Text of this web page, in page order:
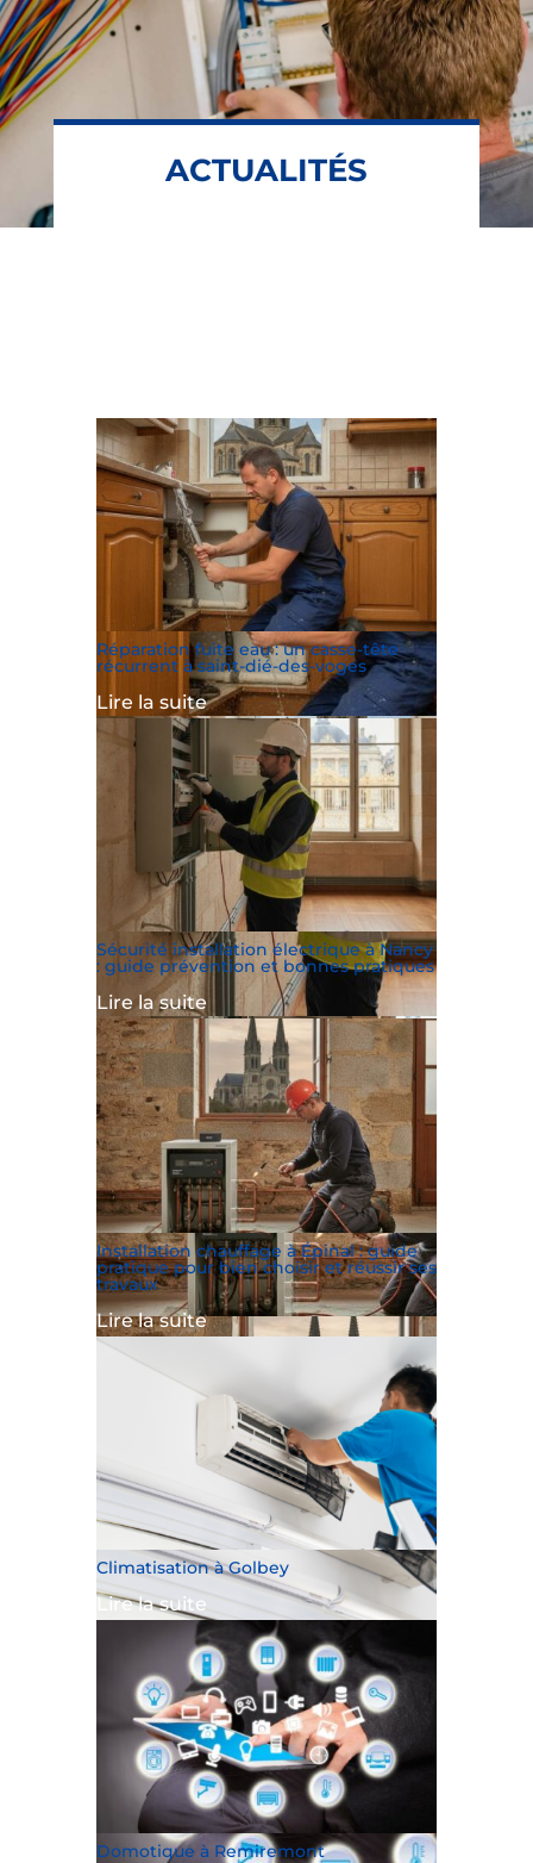
ACTUALITÉS
Réparation fuite eau : un casse-tête
récurrent à saint-dié-des-voges
Lire la suite
Sécurité installation électrique à Nancy
: guide prévention et bonnes pratiques
Lire la suite
Installation chauffage à Épinal : guide
pratique pour bien choisir et réussir ses
travaux
Lire la suite
Climatisation à Golbey
Lire la suite
Domotique à Remiremont